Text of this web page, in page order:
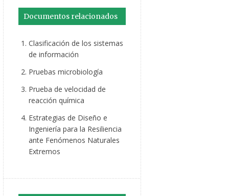
Documentos relacionados
Clasificación de los sistemas
de información
Pruebas microbiología
Prueba de velocidad de
reacción química
Estrategias de Diseño e
Ingeniería para la Resiliencia
ante Fenómenos Naturales
Extremos